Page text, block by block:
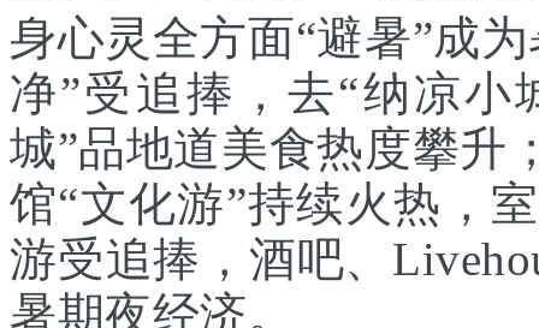
身心灵全方面“避暑”成
净”受追捧，去“纳凉小
城”品地道美食热度攀升
馆“文化游”持续火热，
游受追捧，酒吧、
暑期夜经济。